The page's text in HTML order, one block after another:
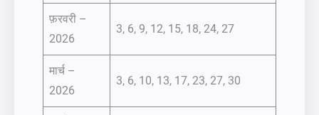
फ़रवरी –
2026
3, 6, 9, 12, 15, 18, 24, 27
मार्च –
2026
3, 6, 10, 13, 17, 23, 27, 30